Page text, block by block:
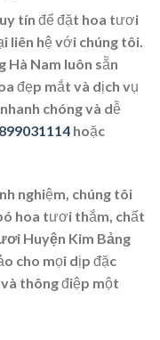
tín để đặt hoa tươi
liên hệ với chúng tôi.
Hà Nam luôn sẵn
đẹp mắt và dịch vụ
chóng và dễ
hoặc
nghiệm, chúng tôi
hoa tươi thắm, chất
Huyện Kim Bảng
cho mọi dịp đặc
thông điệp một